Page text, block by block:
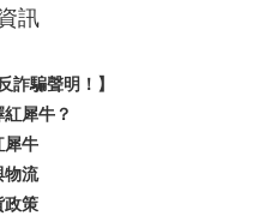
訊
詐騙聲明！】
犀牛？
犀牛
物流
政策